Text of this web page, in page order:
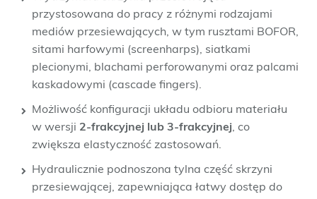
przystosowana do pracy z różnymi rodzajami
mediów przesiewających, w tym rusztami BOFOR,
sitami harfowymi (screenharps), siatkami
plecionymi, blachami perforowanymi oraz palcami
kaskadowymi (cascade fingers).
Możliwość konfiguracji układu odbioru materiału
w wersji 2-frakcyjnej lub 3-frakcyjnej, co
zwiększa elastyczność zastosowań.
Hydraulicznie podnoszona tylna część skrzyni
przesiewającej, zapewniająca łatwy dostęp do